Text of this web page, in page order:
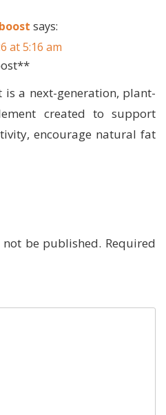
says:
at 5:16 am
is a next-generation, plant-
created to support
encourage natural fat
be published. Required